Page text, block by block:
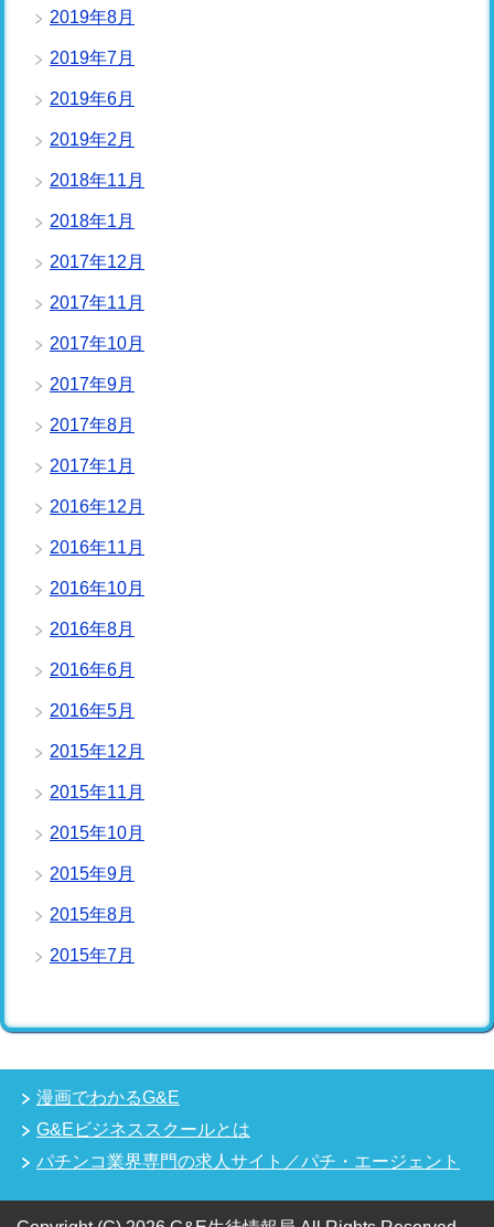
2019年8月
2019年7月
2019年6月
2019年2月
2018年11月
2018年1月
2017年12月
2017年11月
2017年10月
2017年9月
2017年8月
2017年1月
2016年12月
2016年11月
2016年10月
2016年8月
2016年6月
2016年5月
2015年12月
2015年11月
2015年10月
2015年9月
2015年8月
2015年7月
漫画でわかるG&E
G&Eビジネススクールとは
パチンコ業界専門の求人サイト／パチ・エージェント